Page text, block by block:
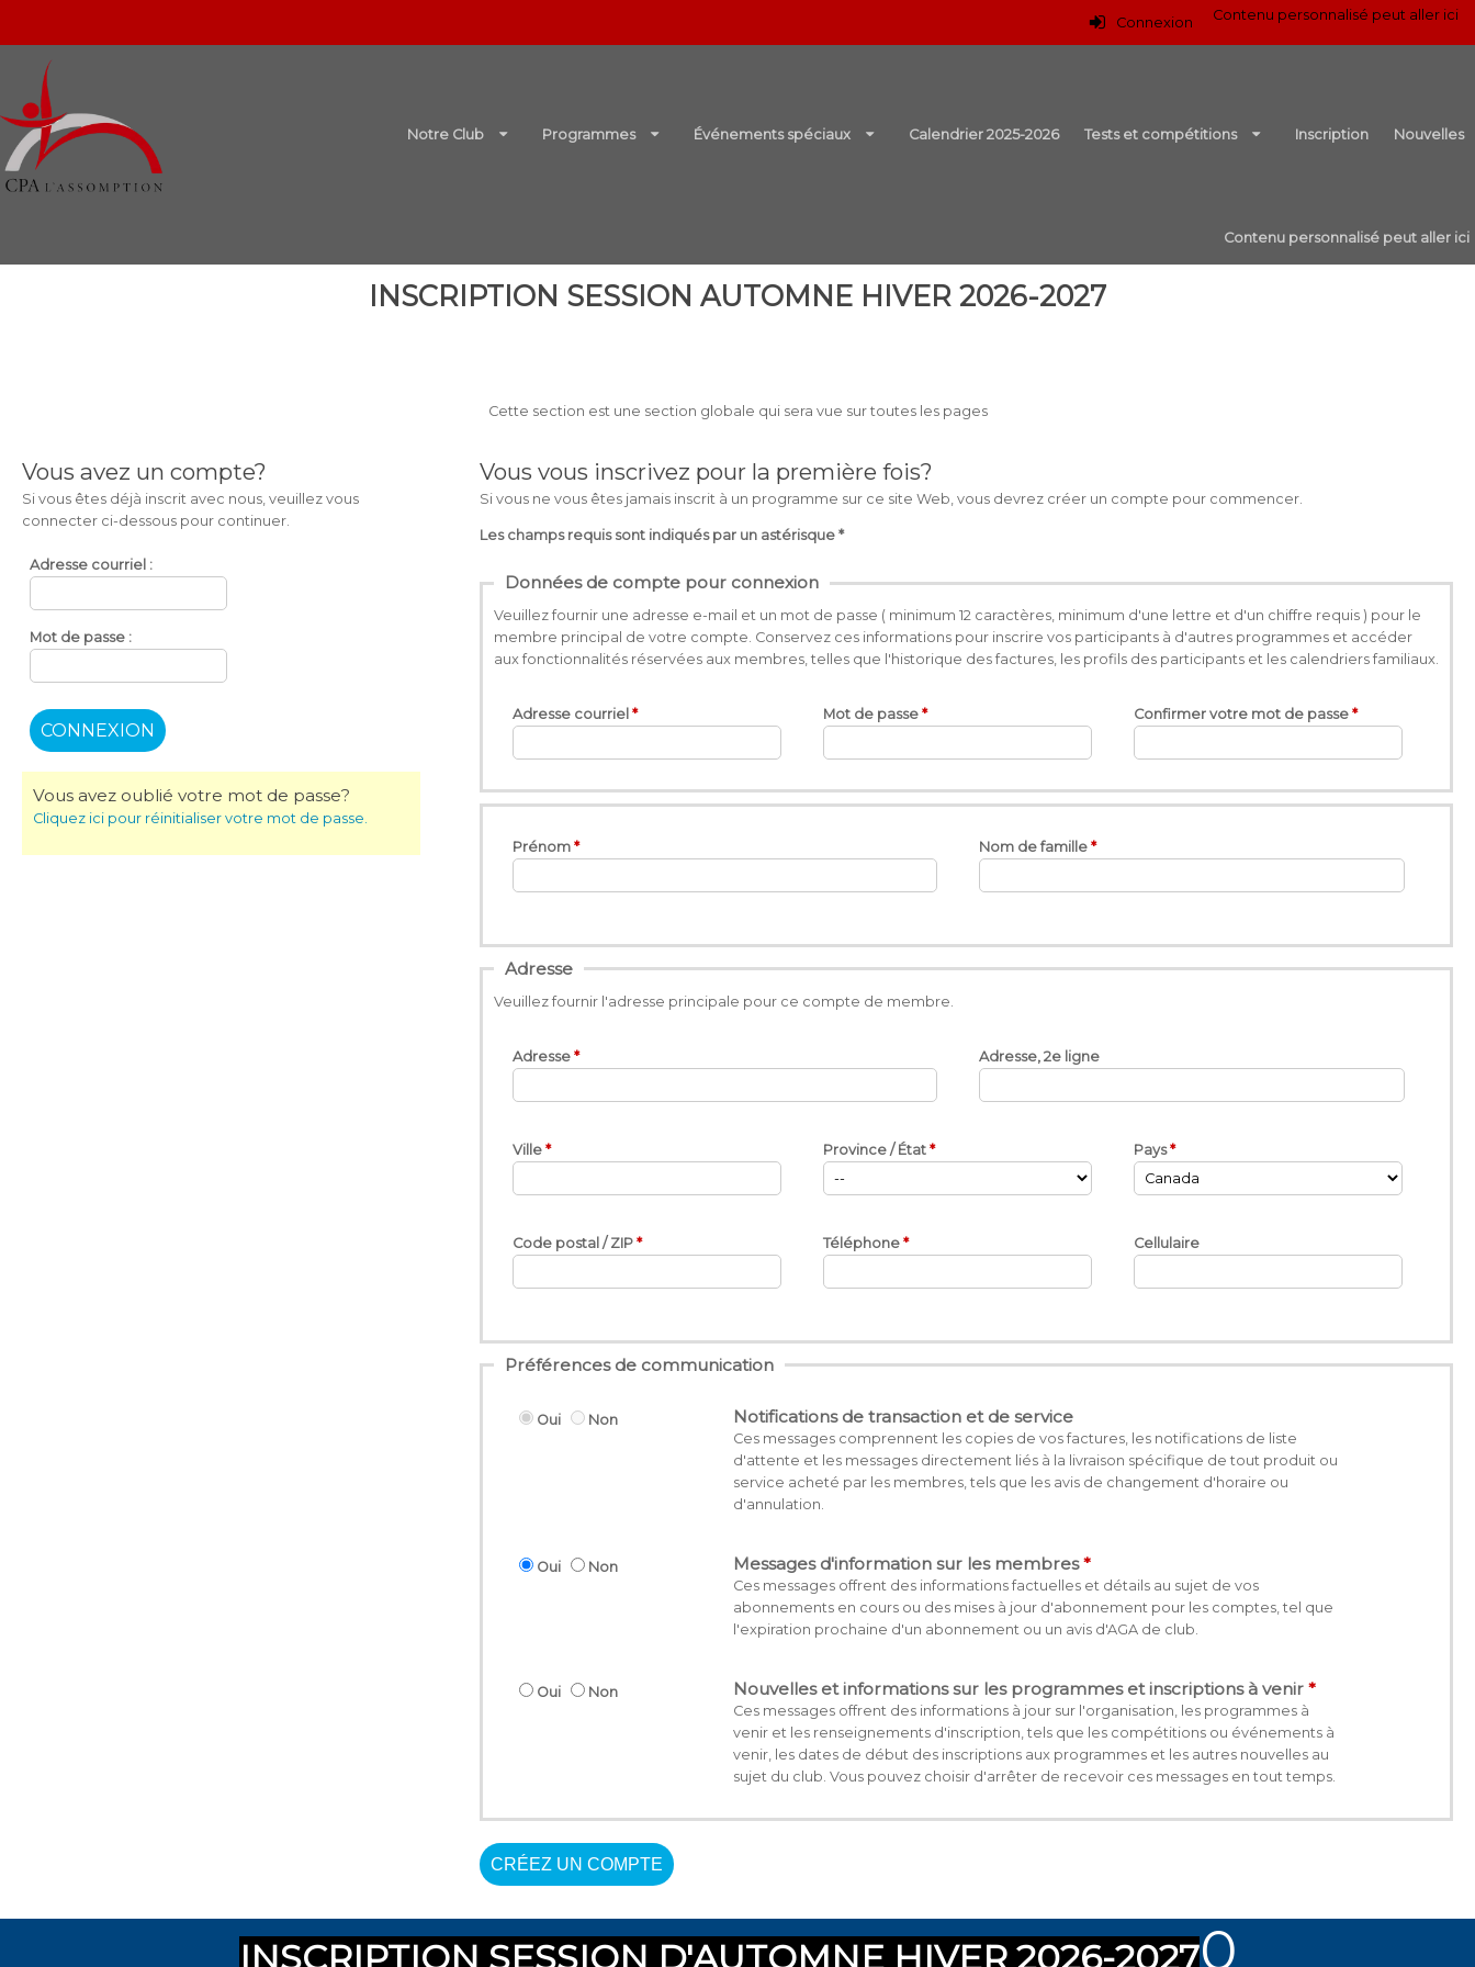
Connexion Contenu personnalisé peut aller ici
Notre Club Programmes Événements spéciaux Calendrier 2025-2026 Tests et compétitions Inscription Nouvelles
Contenu personnalisé peut aller ici
INSCRIPTION SESSION AUTOMNE HIVER 2026-2027
Cette section est une section globale qui sera vue sur toutes les pages
Vous avez un compte?
Si vous êtes déjà inscrit avec nous, veuillez vous
connecter ci-dessous pour continuer.
Adresse courriel :
Mot de passe :
Vous avez oublié votre mot de passe?
Cliquez ici pour réinitialiser votre mot de passe.
Vous vous inscrivez pour la première fois?
Si vous ne vous êtes jamais inscrit à un programme sur ce site Web, vous devrez créer un compte pour commencer.
Les champs requis sont indiqués par un astérisque *
Données de compte pour connexion
Veuillez fournir une adresse e-mail et un mot de passe ( minimum 12 caractères, minimum d'une lettre et d'un chiffre requis ) pour le
membre principal de votre compte. Conservez ces informations pour inscrire vos participants à d'autres programmes et accéder
aux fonctionnalités réservées aux membres, telles que l'historique des factures, les profils des participants et les calendriers familiaux.
Adresse courriel Mot de passe Confirmer votre mot de passe
Prénom Nom de famille
Adresse
Veuillez fournir l'adresse principale pour ce compte de membre.
Adresse Adresse, 2e ligne
Ville Province / État Pays
Code postal / ZIP Téléphone Cellulaire
Préférences de communication
Oui Non Notifications de transaction et de service
Ces messages comprennent les copies de vos factures, les notifications de liste
d'attente et les messages directement liés à la livraison spécifique de tout produit ou
service acheté par les membres, tels que les avis de changement d'horaire ou
d'annulation.
Oui Non Messages d'information sur les membres
Ces messages offrent des informations factuelles et détails au sujet de vos
abonnements en cours ou des mises à jour d'abonnement pour les comptes, tel que
l'expiration prochaine d'un abonnement ou un avis d'AGA de club.
Oui Non Nouvelles et informations sur les programmes et inscriptions à venir
Ces messages offrent des informations à jour sur l'organisation, les programmes à
venir et les renseignements d'inscription, tels que les compétitions ou événements à
venir, les dates de début des inscriptions aux programmes et les autres nouvelles au
sujet du club. Vous pouvez choisir d'arrêter de recevoir ces messages en tout temps.
CRÉEZ UN COMPTE
INSCRIPTION SESSION D'AUTOMNE HIVER 2026-20270